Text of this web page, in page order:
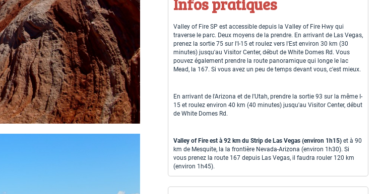
Valley of Fire SP est accessible depuis la Valley of Fire Hwy qui
traverse le parc. Deux moyens de la prendre. En arrivant de Las Vegas,
prenez la sortie 75 sur l'I-15 et roulez vers l'Est environ 30 km (30
minutes) jusqu'au Visitor Center, début de White Domes Rd. Vous
pouvez également prendre la route panoramique qui longe le lac
Mead, la 167. Si vous avez un peu de temps devant vous, c'est mieux.
En arrivant de l'Arizona et de l'Utah, prendre la sortie 93 sur la même I-
15 et roulez environ 40 km (40 minutes) jusqu'au Visitor Center, début
de White Domes Rd.
Valley of Fire est à 92 km du Strip de Las Vegas (environ 1h15) et à 90
km de Mesquite, la la frontière Nevada-Arizona (environ 1h30). Si
vous prenez la route 167 depuis Las Vegas, il faudra rouler 120 km
(environ 1h45).